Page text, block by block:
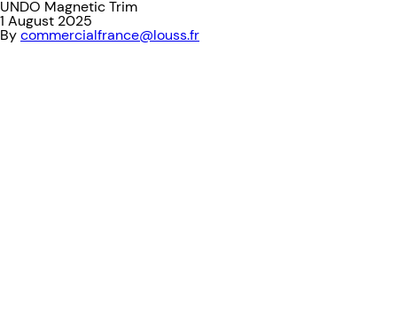
UNDO Magnetic Trim
1 August 2025
Bycommercialfrance@louss.fr